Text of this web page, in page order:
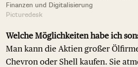
Finanzen und Digitalisierung
Picturedesk
Welche Möglichkeiten habe ich
Man kann die Aktien großer
Chevron oder Shell kaufen. Sie